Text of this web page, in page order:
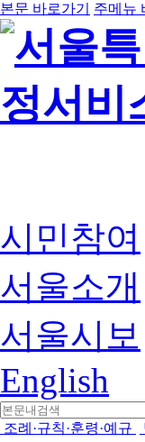
본문 바로가기 주메뉴
시민참여
서울소개
서울시보
English
조례·규칙·훈령·예규